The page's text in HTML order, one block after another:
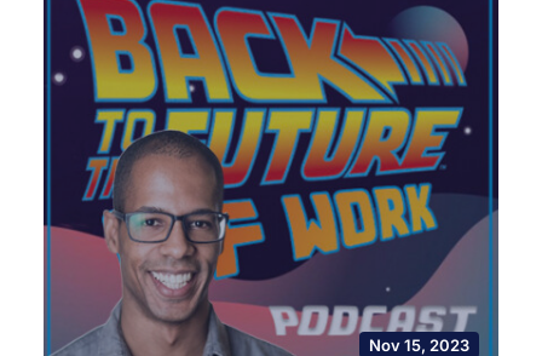
Nov 15, 2023